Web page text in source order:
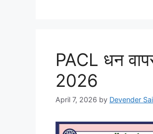
PACL धन
2026
April 7, 2026 by Devender